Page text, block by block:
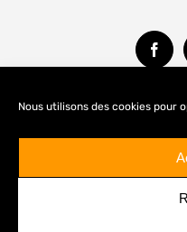
Nous utilisons des cookies pour